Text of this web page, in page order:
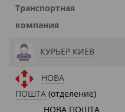
Транспортная
компания
КУРЬЕР КИЕВ
НОВА
ПОШТА (отделение)
НОВА ПОШТА